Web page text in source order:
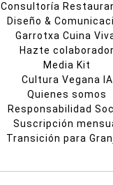
Consultoría
Diseño &
Garrotxa Cuina
Hazte colaborador
Media Kit
Cultura Vegana IA
Quienes somos
Responsabilidad
Suscripción
Transición para